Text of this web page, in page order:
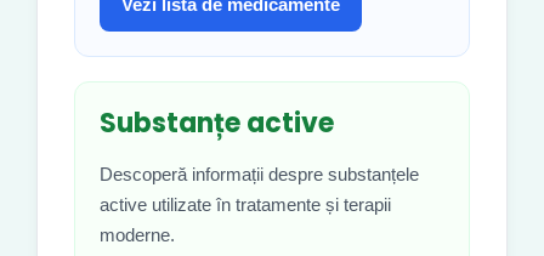
Vezi lista de medicamente
Substanțe active
Descoperă informații despre substanțele
active utilizate în tratamente și terapii
moderne.